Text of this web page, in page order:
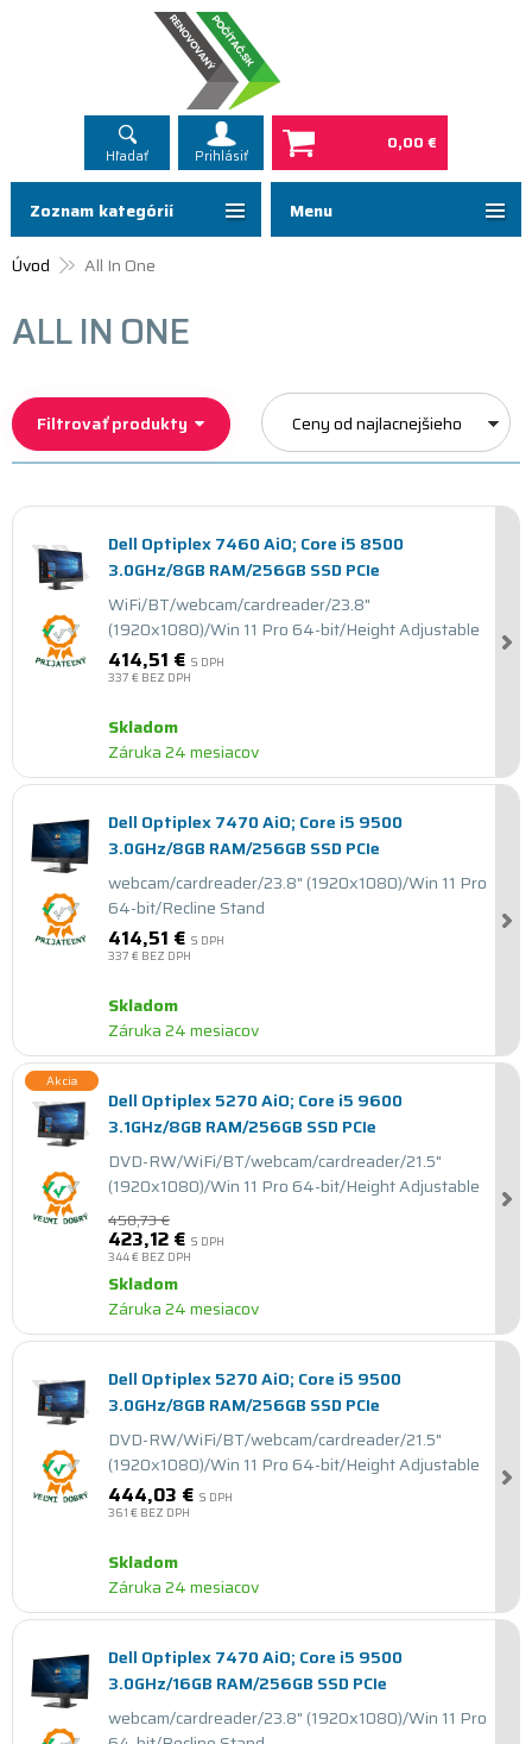
Hľadať Prihlásiť
0,00 €
Menu
Úvod All In One
ALL IN ONE
Filtrovať produkty Ceny od najlacnejšieho
Dell Optiplex 7460 AiO; Core i5 8500
3.0GHz/8GB RAM/256GB SSD PCIe
WiFi/BT/webcam/cardreader/23.8"
(1920x1080)/Win 11 Pro 64-bit/Height Adjustable
414,51 € S DPH
337 € BEZ DPH
Skladom
Záruka 24 mesiacov
Dell Optiplex 7470 AiO; Core i5 9500
3.0GHz/8GB RAM/256GB SSD PCIe
webcam/cardreader/23.8" (1920x1080)/Win 11 Pro
64-bit/Recline Stand
414,51 € S DPH
337 € BEZ DPH
Skladom
Záruka 24 mesiacov
Akcia
-7.76%
Dell Optiplex 5270 AiO; Core i5 9600
3.1GHz/8GB RAM/256GB SSD PCIe
DVD-RW/WiFi/BT/webcam/cardreader/21.5"
(1920x1080)/Win 11 Pro 64-bit/Height Adjustable
458,73 €
423,12 € S DPH
344 € BEZ DPH
Skladom
Záruka 24 mesiacov
Dell Optiplex 5270 AiO; Core i5 9500
3.0GHz/8GB RAM/256GB SSD PCIe
DVD-RW/WiFi/BT/webcam/cardreader/21.5"
(1920x1080)/Win 11 Pro 64-bit/Height Adjustable
444,03 € S DPH
361 € BEZ DPH
Skladom
Záruka 24 mesiacov
Dell Optiplex 7470 AiO; Core i5 9500
3.0GHz/16GB RAM/256GB SSD PCIe
webcam/cardreader/23.8" (1920x1080)/Win 11 Pro
Zoznam kategórií